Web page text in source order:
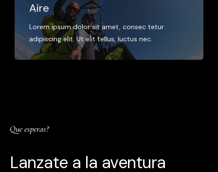
Aire
Lorem ipsum dolor sit amet, consec tetur
adipiscing elit. Ut elit tellus, luctus nec.
Que esperas?
Lanzate a la aventura